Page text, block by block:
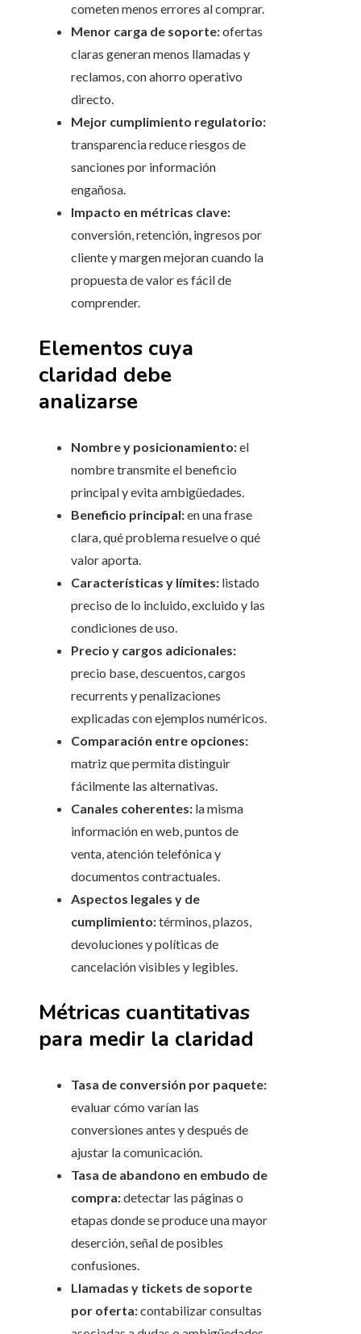
cometen menos errores al comprar.
Menor carga de soporte:ofertas
claras generan menos llamadas y
reclamos, con ahorro operativo
directo.
Mejor cumplimiento regulatorio:
transparencia reduce riesgos de
sanciones por información
engañosa.
Impacto en métricas clave:
conversión, retención, ingresos por
cliente y margen mejoran cuando la
propuesta de valor es fácil de
comprender.
Elementos cuya
claridad debe
analizarse
Nombre y posicionamiento:el
nombre transmite el beneficio
principal y evita ambigüedades.
Beneficio principal:en una frase
clara, qué problema resuelve o qué
valor aporta.
Características y límites: listado
preciso de lo incluido, excluido y las
condiciones de uso.
Precio y cargos adicionales:
precio base, descuentos, cargos
recurrents y penalizaciones
explicadas con ejemplos numéricos.
Comparación entre opciones:
matriz que permita distinguir
fácilmente las alternativas.
Canales coherentes: la misma
información en web, puntos de
venta, atención telefónica y
documentos contractuales.
Aspectos legales y de
cumplimiento:términos, plazos,
devoluciones y políticas de
cancelación visibles y legibles.
Métricas cuantitativas
para medir la claridad
Tasa de conversión por paquete:
evaluar cómo varían las
conversiones antes y después de
ajustar la comunicación.
Tasa de abandono en embudo de
compra:detectar las páginas o
etapas donde se produce una mayor
deserción, señal de posibles
confusiones.
Llamadas y tickets de soporte
por oferta:contabilizar consultas